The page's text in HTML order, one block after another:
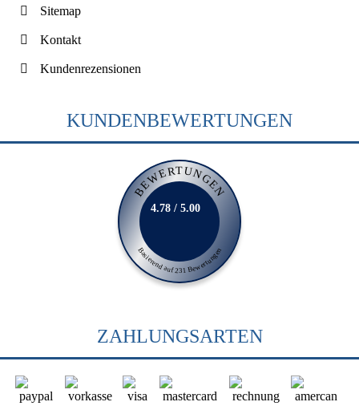
Sitemap
Kontakt
Kundenrezensionen
KUNDENBEWERTUNGEN
BEWERTUNGEN
Basierend auf 231 Bewertungen
4.78 / 5.00
ZAHLUNGSARTEN